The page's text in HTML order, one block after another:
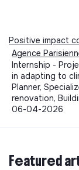
Positive impact
Agence
Internship -
in adapting to
Planner,
renovation,
06-04-2026
Featured